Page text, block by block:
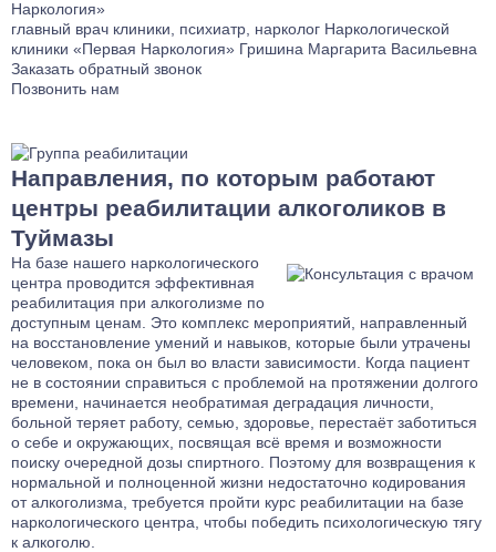
Лечение аутоагрессии
Лечение анозогнозии
Лечение аутофобии
Лечение дромомании
Лечение мании величия
Лечение орторексии
Лечение парафилий
Лечение прозопагнозии
Психиатрическая клиника
главный врач клиники, психиатр, нарколог Наркологической
клиники «Первая Наркология» Гришина Маргарита Васильевна
Заказать обратный звонок
Позвонить нам
Направления, по которым работают
центры реабилитации алкоголиков в
Туймазы
На базе нашего наркологического
центра проводится эффективная
реабилитация при алкоголизме по
доступным ценам. Это комплекс мероприятий, направленный
на восстановление умений и навыков, которые были утрачены
человеком, пока он был во власти зависимости. Когда пациент
не в состоянии справиться с проблемой на протяжении долгого
времени, начинается необратимая деградация личности,
больной теряет работу, семью, здоровье, перестаёт заботиться
о себе и окружающих, посвящая всё время и возможности
поиску очередной дозы спиртного. Поэтому для возвращения к
нормальной и полноценной жизни недостаточно кодирования
от алкоголизма , требуется пройти курс реабилитации на базе
наркологического центра, чтобы победить психологическую тягу
к алкоголю.